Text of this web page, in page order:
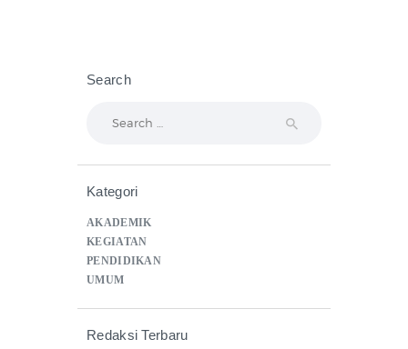
Search
Kategori
AKADEMIK
KEGIATAN
PENDIDIKAN
UMUM
Redaksi Terbaru